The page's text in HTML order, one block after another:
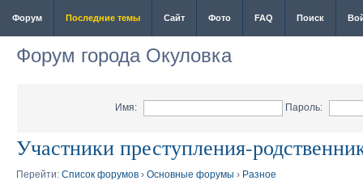
Форум Последние темы Сайт Фото FAQ Поиск
Форум города Окуловка
Имя: Пароль:
Участники преступления-
Перейти: Список форумов › Основные форумы › Разное